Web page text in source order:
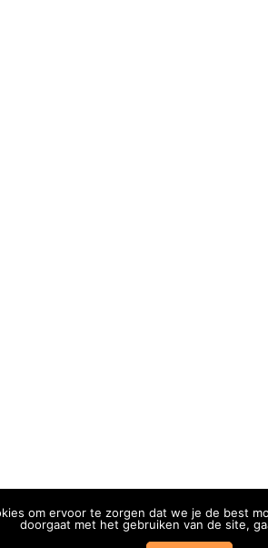
om ervoor te zorgen dat we je de best
doorgaat met het gebruiken van de site,